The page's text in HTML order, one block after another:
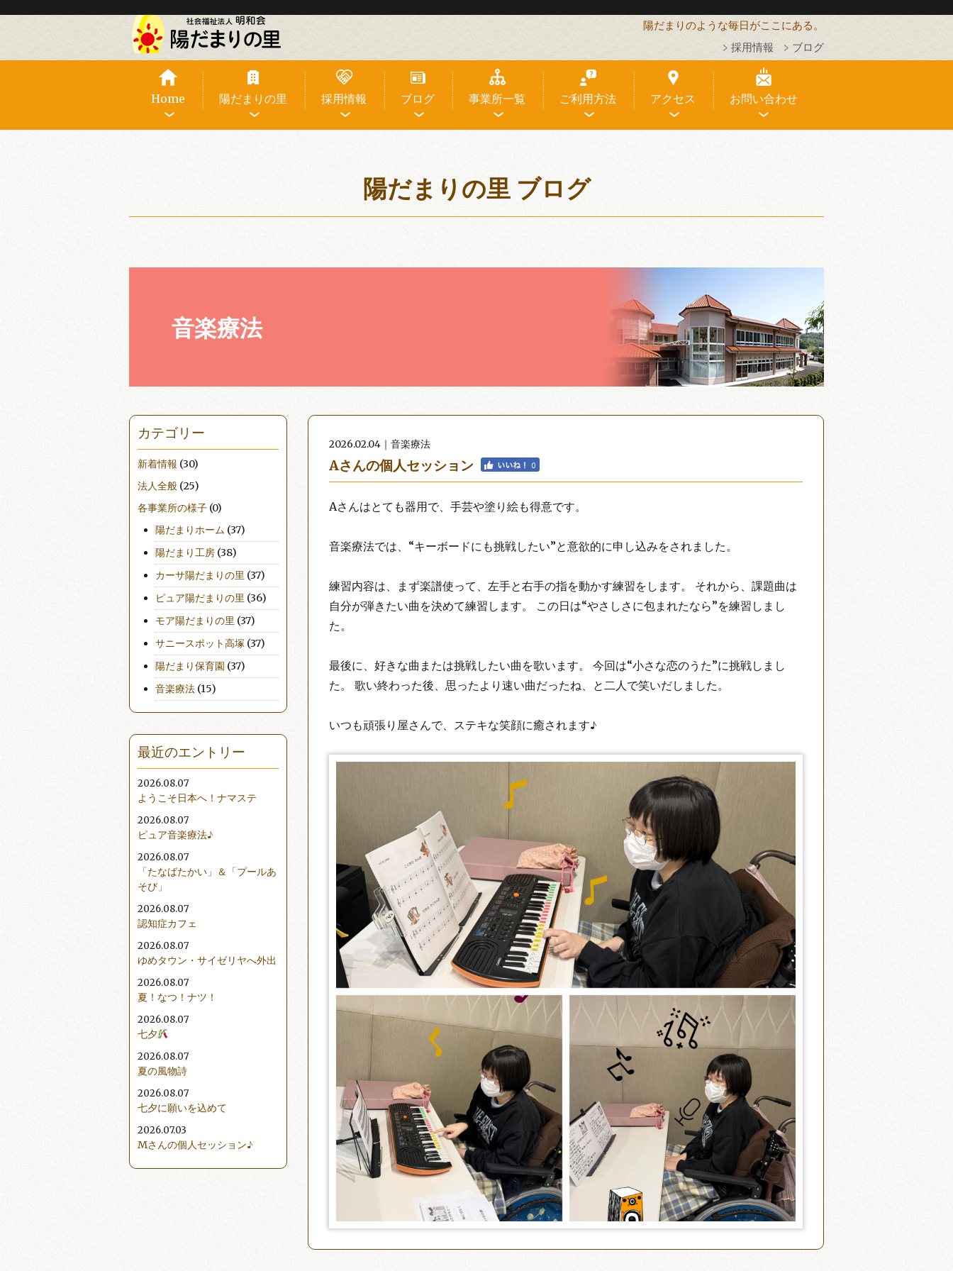
陽だまりのような毎日がここにある。
採用情報
ブログ
Home 陽だまりの里 採用情報 ブログ 事業所一覧 ご利用方法 アクセス お問い合わせ
陽だまりの里 ブログ
音楽療法
2026.02.04｜音楽療法
Aさんの個人セッション
Aさんはとても器用で、手芸や塗り絵も得意です。
音楽療法では、“キーボードにも挑戦したい”と意欲的に申し込みをされました。
練習内容は、まず楽譜使って、左手と右手の指を動かす練習をします。 それから、課題曲は
自分が弾きたい曲を決めて練習します。 この日は“やさしさに包まれたなら”を練習しまし
た。
最後に、好きな曲または挑戦したい曲を歌います。 今回は“小さな恋のうた”に挑戦しまし
た。 歌い終わった後、思ったより速い曲だったね、と二人で笑いだしました。
いつも頑張り屋さんで、ステキな笑顔に癒されます♪
カテゴリー
新着情報 (30)
法人全般 (25)
各事業所の様子 (0)
陽だまりホーム (37)
陽だまり工房 (38)
カーサ陽だまりの里 (37)
ピュア陽だまりの里 (36)
モア陽だまりの里 (37)
サニースポット高塚 (37)
陽だまり保育園 (37)
音楽療法 (15)
最近のエントリー
2026.08.07
ようこそ日本へ！ナマステ
2026.08.07
ピュア音楽療法♪
2026.08.07
「たなばたかい」＆「プールあ
そび」
2026.08.07
認知症カフェ
2026.08.07
ゆめタウン・サイゼリヤへ外出
2026.08.07
夏！なつ！ナツ！
2026.08.07
七夕
2026.08.07
夏の風物詩
2026.08.07
七夕に願いを込めて
2026.07.03
Mさんの個人セッション♪